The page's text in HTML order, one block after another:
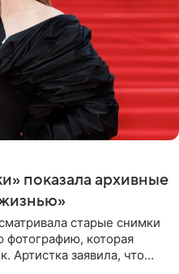
показала архивные
старые снимки
фотографию, которая
Артистка заявила, что